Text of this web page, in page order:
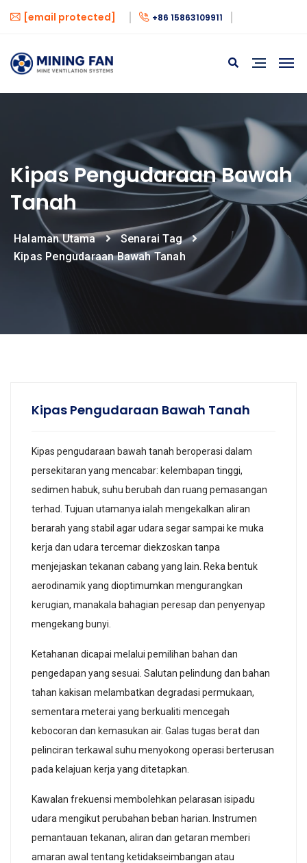
[email protected] +86 15863109911
Kipas Pengudaraan Bawah
Tanah
Halaman Utama
Senarai Tag
Kipas Pengudaraan Bawah Tanah
Kipas Pengudaraan Bawah Tanah
Kipas pengudaraan bawah tanah beroperasi dalam
persekitaran yang mencabar: kelembapan tinggi,
sedimen habuk, suhu berubah dan ruang pemasangan
terhad. Tujuan utamanya ialah mengekalkan aliran
berarah yang stabil agar udara segar sampai ke muka
kerja dan udara tercemar diekzoskan tanpa
menjejaskan tekanan cabang yang lain. Reka bentuk
aerodinamik yang dioptimumkan mengurangkan
kerugian, manakala bahagian peresap dan penyenyap
mengekang bunyi.
Ketahanan dicapai melalui pemilihan bahan dan
pengedapan yang sesuai. Salutan pelindung dan bahan
tahan kakisan melambatkan degradasi permukaan,
sementara meterai yang berkualiti mencegah
kebocoran dan kemasukan air. Galas tugas berat dan
pelinciran terkawal suhu menyokong operasi berterusan
pada kelajuan kerja yang ditetapkan.
Kawalan frekuensi membolehkan pelarasan isipadu
udara mengikut perubahan beban harian. Instrumen
pemantauan tekanan, aliran dan getaran memberi
amaran awal tentang ketidakseimbangan atau